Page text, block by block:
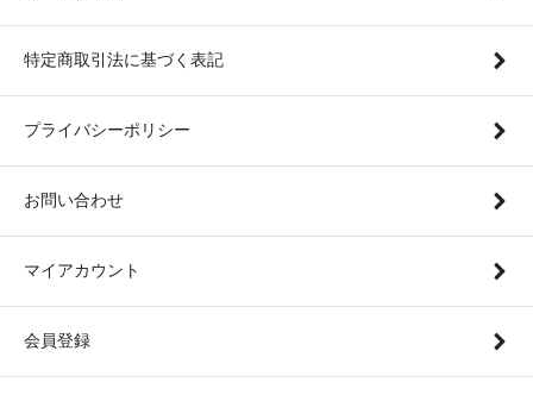
特定商取引法に基づく表記
プライバシーポリシー
お問い合わせ
マイアカウント
会員登録